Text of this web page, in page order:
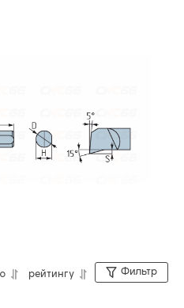
резцы по металлу
рейтингу Фильтр